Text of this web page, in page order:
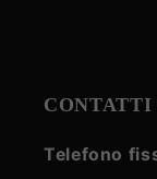
CONTATTI
Telefono